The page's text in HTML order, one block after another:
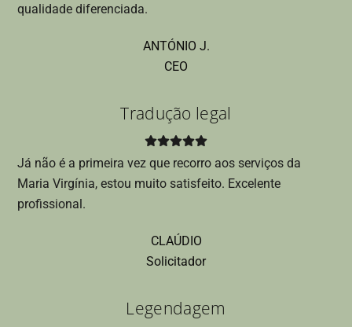
qualidade diferenciada.
ANTÓNIO J.
CEO
Tradução legal
Já não é a primeira vez que recorro aos serviços da
Maria Virgínia, estou muito satisfeito. Excelente
profissional.
CLAÚDIO
Solicitador
Legendagem